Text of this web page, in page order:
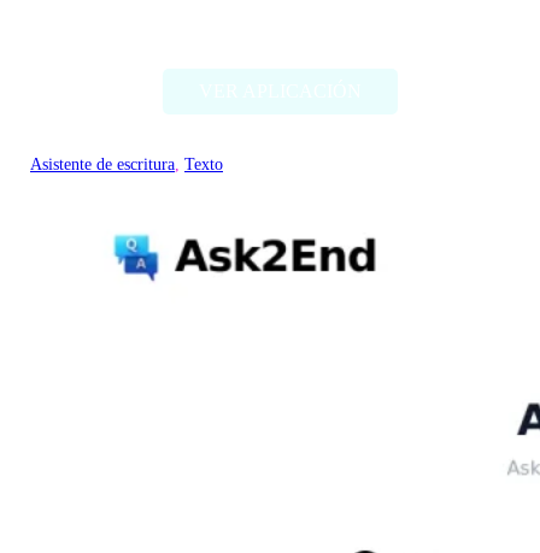
Asistente de escritura, Texto